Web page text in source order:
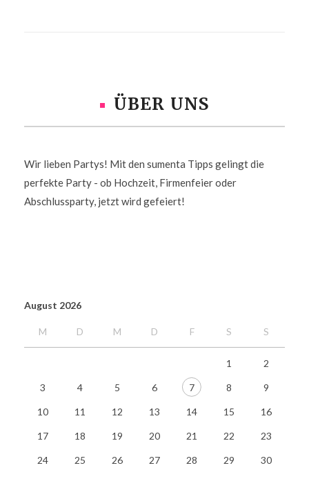
ÜBER UNS
Wir lieben Partys! Mit den sumenta Tipps gelingt die
perfekte Party - ob Hochzeit, Firmenfeier oder
Abschlussparty, jetzt wird gefeiert!
August 2026
M D M D F S S
1 2
3 4 5 6 7 8 9
10 11 12 13 14 15 16
17 18 19 20 21 22 23
24 25 26 27 28 29 30